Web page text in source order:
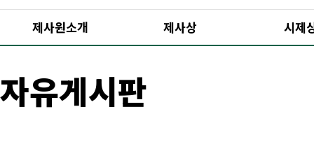
제사원소개 제사상 시제
자유게시판